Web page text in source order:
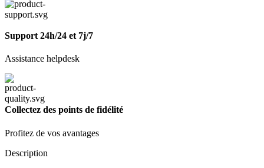
Support 24h/24 et 7j/7
Assistance helpdesk
Collectez des points de fidélité
Profitez de vos avantages
Description